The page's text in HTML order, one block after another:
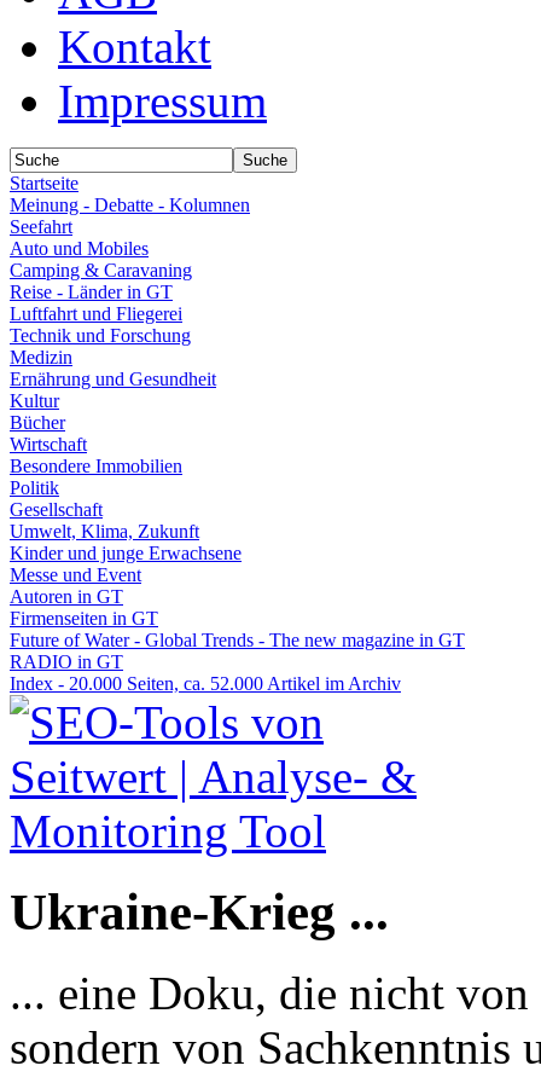
Kontakt
Impressum
Startseite
Meinung - Debatte - Kolumnen
Seefahrt
Auto und Mobiles
Camping & Caravaning
Reise - Länder in GT
Luftfahrt und Fliegerei
Technik und Forschung
Medizin
Ernährung und Gesundheit
Kultur
Bücher
Wirtschaft
Besondere Immobilien
Politik
Gesellschaft
Umwelt, Klima, Zukunft
Kinder und junge Erwachsene
Messe und Event
Autoren in GT
Firmenseiten in GT
Future of Water - Global Trends - The new magazine in GT
RADIO in GT
Index - 20.000 Seiten, ca. 52.000 Artikel im Archiv
Ukraine-Krieg ...
... eine Doku, die nicht
sondern von Sachkenntnis